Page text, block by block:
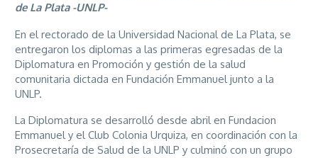
de La Plata -UNLP-
En el rectorado de la Universidad Nacional de La Plata, se
entregaron los diplomas a las primeras egresadas de la
Diplomatura en Promoción y gestión de la salud
comunitaria dictada en Fundación Emmanuel junto a la
UNLP.
La Diplomatura se desarrolló desde abril en Fundacion
Emmanuel y el Club Colonia Urquiza, en coordinación con la
Prosecretaría de Salud de la UNLP y culminó con un grupo